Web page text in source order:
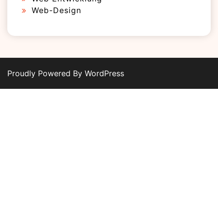
Web-Design
Proudly Powered By WordPress